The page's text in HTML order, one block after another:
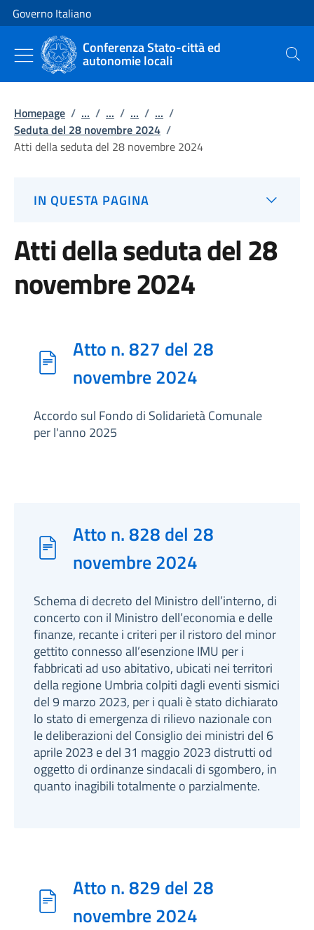
Vai al contenuto
Vai alla navigazione del sito
Governo Italiano
Conferenza Stato-città ed
autonomie locali Cerca
Homepage / ... / ... / ... / ... /
Seduta del 28 novembre 2024 /
Atti della seduta del 28 novembre 2024
IN QUESTA PAGINA
Atti della seduta del 28
novembre 2024
Atto n. 827 del 28
novembre 2024
Accordo sul Fondo di Solidarietà Comunale
per l'anno 2025
Atto n. 828 del 28
novembre 2024
Schema di decreto del Ministro dell’interno, di
concerto con il Ministro dell’economia e delle
finanze, recante i criteri per il ristoro del minor
gettito connesso all’esenzione IMU per i
fabbricati ad uso abitativo, ubicati nei territori
della regione Umbria colpiti dagli eventi sismici
del 9 marzo 2023, per i quali è stato dichiarato
lo stato di emergenza di rilievo nazionale con
le deliberazioni del Consiglio dei ministri del 6
aprile 2023 e del 31 maggio 2023 distrutti od
oggetto di ordinanze sindacali di sgombero, in
quanto inagibili totalmente o parzialmente.
Atto n. 829 del 28
novembre 2024